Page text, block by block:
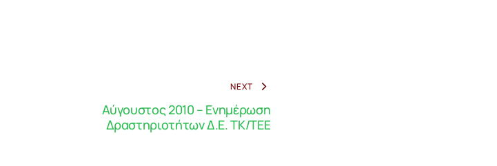
NEXT
Αύγουστος 2010 – Ενημέρωση
Δραστηριοτήτων Δ.Ε. ΤΚ/ΤΕΕ